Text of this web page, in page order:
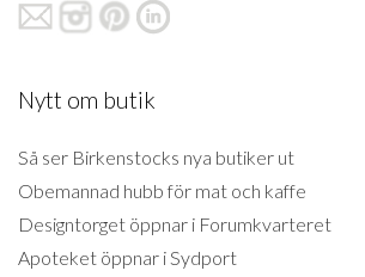
Nytt om butik
Så ser Birkenstocks nya butiker ut
Obemannad hubb för mat och kaffe
Designtorget öppnar i Forumkvarteret
Apoteket öppnar i Sydport